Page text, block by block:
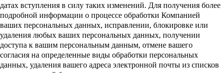
датах вступления в силу таких изменений. Для получения более
подробной информации о процессе обработки Компанией
ваших персональных данных, исправлении, блокировке или
удаления любых ваших персональных данных, получении
доступа к вашим персональным данным, отмене вашего
согласия на определенные виды обработки персональных
данных, удаления вашего адреса электронной почты из списков